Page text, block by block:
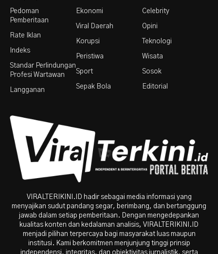
Pedoman
Pemberitaan
Rate Iklan
Indeks
Standar Perlindungan
Profesi Wartawan
Langganan
Ekonomi
Viral Daerah
Korupsi
Peristiwa
Sport
Sepak Bola
Celebrity
Opini
Teknologi
Wisata
Sosok
Editorial
VIRALTERIKINI.ID hadir sebagai media informasi yang
menyajikan sudut pandang segar, berimbang, dan bertanggung
jawab dalam setiap pemberitaan. Dengan mengedepankan
kualitas konten dan kedalaman analisis, VIRALTERIKINI.ID
menjadi pilihan terpercaya bagi masyarakat luas maupun
institusi. Kami berkomitmen menjunjung tinggi prinsip
independensi, integritas, dan objektivitas jurnalistik, serta